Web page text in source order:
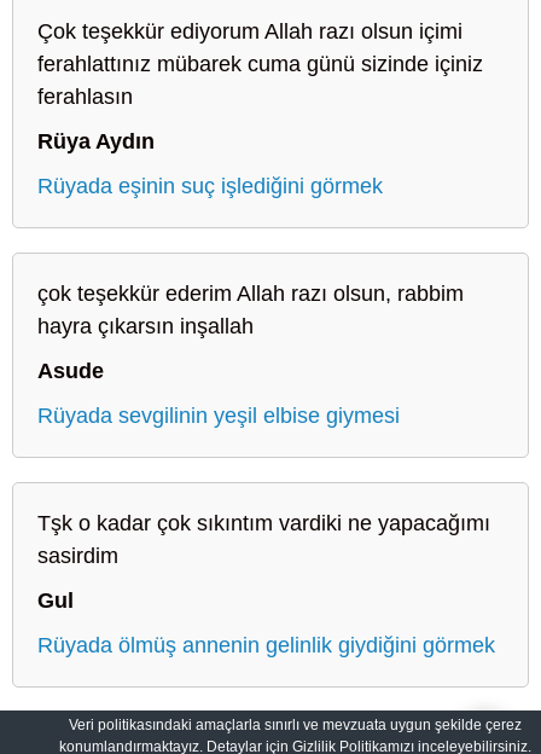
Çok teşekkür ediyorum Allah razı olsun içimi
ferahlattınız mübarek cuma günü sizinde içiniz
ferahlasın
Rüya Aydın
Rüyada eşinin suç işlediğini görmek
çok teşekkür ederim Allah razı olsun, rabbim
hayra çıkarsın inşallah
Asude
Rüyada sevgilinin yeşil elbise giymesi
Tşk o kadar çok sıkıntım vardiki ne yapacağımı
sasirdim
Gul
Rüyada ölmüş annenin gelinlik giydiğini görmek
Sahih Rüyalar: Rüyaların Dilini Öğrenin Gizlilik Politikası
Veri politikasındaki amaçlarla sınırlı ve mevzuata uygun şekilde çerez
konumlandırmaktayız. Detaylar için Gizlilik Politikamızı inceleyebilirsiniz.